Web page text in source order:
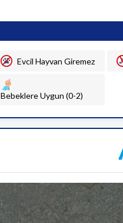
Evcil Hayvan Giremez
Bebeklere Uygun (0-2)